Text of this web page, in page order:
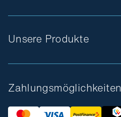
Unsere Produkte
Zahlungsmöglichkeiten